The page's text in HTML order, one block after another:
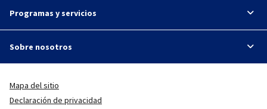
Programas y servicios
Sobre nosotros
Mapa del sitio
Declaración de privacidad